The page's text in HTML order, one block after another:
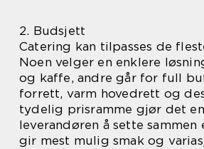
2. Budsjett
Catering kan tilpasses de
Noen velger en enklere
og kaffe, andre går for full
forrett, varm hovedrett og
tydelig prisramme gjør det
leverandøren å sette sammen
gir mest mulig smak og